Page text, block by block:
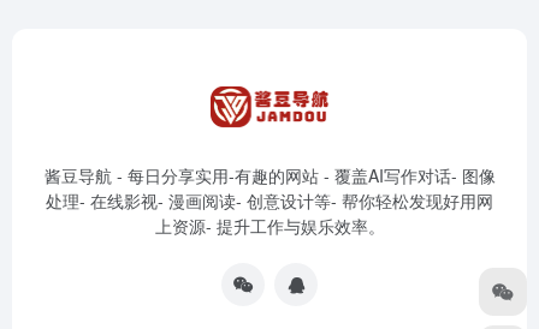
酱豆导航 - 每日分享实用-有趣的网站 - 覆盖AI写作对话- 图像
处理- 在线影视- 漫画阅读- 创意设计等- 帮你轻松发现好用网
上资源- 提升工作与娱乐效率。